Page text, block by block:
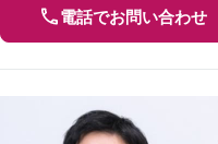
電話でお問い合わせ